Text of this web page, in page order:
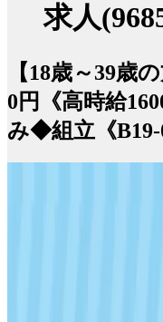
求人
【18歳～39歳
0円《高時給
み◆組立《B19-